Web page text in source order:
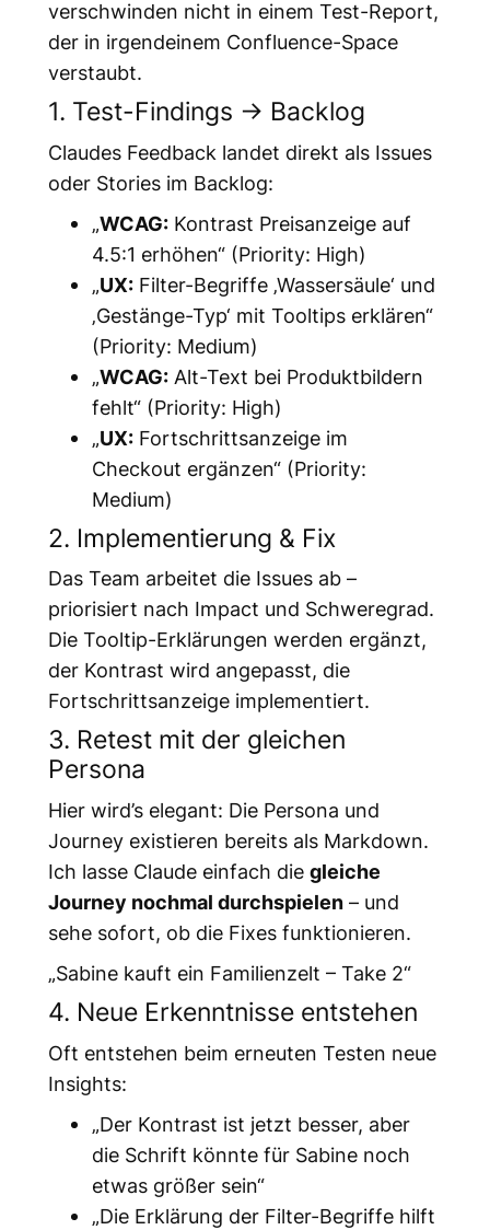
verschwinden nicht in einem Test-Report,
der in irgendeinem Confluence-Space
verstaubt.
1. Test-Findings → Backlog
Claudes Feedback landet direkt als Issues
oder Stories im Backlog:
„WCAG:Kontrast Preisanzeige auf
4.5:1 erhöhen“ (Priority: High)
„UX:Filter-Begriffe ‚Wassersäule‘ und
‚Gestänge-Typ‘ mit Tooltips erklären“
(Priority: Medium)
„WCAG:Alt-Text bei Produktbildern
fehlt“ (Priority: High)
„UX:Fortschrittsanzeige im
Checkout ergänzen“ (Priority:
Medium)
2. Implementierung & Fix
Das Team arbeitet die Issues ab –
priorisiert nach Impact und Schweregrad.
Die Tooltip-Erklärungen werden ergänzt,
der Kontrast wird angepasst, die
Fortschrittsanzeige implementiert.
3. Retest mit der gleichen
Persona
Hier wird’s elegant: Die Persona und
Journey existieren bereits als Markdown.
Ich lasse Claude einfach die gleiche
Journey nochmal durchspielen– und
sehe sofort, ob die Fixes funktionieren.
„Sabine kauft ein Familienzelt – Take 2“
4. Neue Erkenntnisse entstehen
Oft entstehen beim erneuten Testen neue
Insights:
„Der Kontrast ist jetzt besser, aber
die Schrift könnte für Sabine noch
etwas größer sein“
„Die Erklärung der Filter-Begriffe hilft